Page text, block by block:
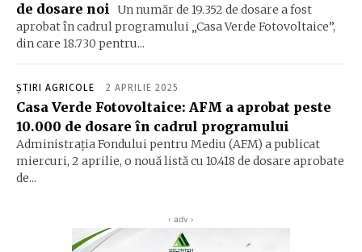
de dosare noi Un număr de 19.352 de dosare a fost
aprobat în cadrul programului „Casa Verde Fotovoltaice”,
din care 18.730 pentru...
ȘTIRI AGRICOLE 2 APRILIE 2025
Casa Verde Fotovoltaice: AFM a aprobat peste
10.000 de dosare în cadrul programului
Administraţia Fondului pentru Mediu (AFM) a publicat
miercuri, 2 aprilie, o nouă listă cu 10.418 de dosare aprobate
de...
‹ adv ›